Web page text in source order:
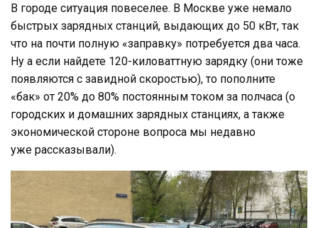
В городе ситуация повеселее. В Москве уже немало
быстрых зарядных станций, выдающих до 50 кВт, так
что на почти полную «заправку» потребуется два часа.
Ну а если найдете 120-киловаттную зарядку (они тоже
появляются с завидной скоростью), то пополните
«бак» от 20% до 80% постоянным током за полчаса (о
городских и домашних зарядных станциях, а также
экономической стороне вопроса мы недавно
уже рассказывали).